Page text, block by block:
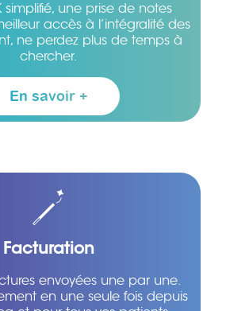
simplifié, une prise de notes
accès à l’intégralité des
ne perdez plus de temps à
chercher.
En savoir +
Facturation
envoyées une par une.
en une seule fois depuis